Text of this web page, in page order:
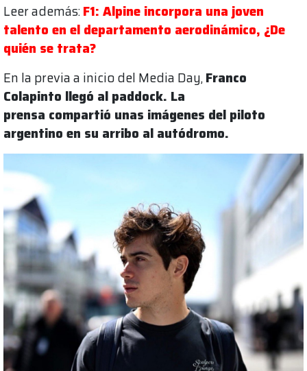
Leer además:F1: Alpine incorpora una joven
talento en el departamento aerodinámico, ¿De
quién se trata?
En la previa a inicio del Media Day,Franco
Colapinto llegó al paddock. La
prensa compartió unas imágenes del piloto
argentino en su arribo al autódromo.